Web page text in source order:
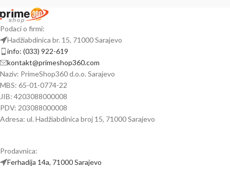
Podaci o firmi:
Hadžiabdinica br. 15, 71000 Sarajevo
info: (033) 922-619
kontakt@primeshop360.com
Naziv: PrimeShop360 d.o.o. Sarajevo
MBS: 65-01-0774-22
JIB: 4203088000008
PDV: 203088000008
Adresa: ul. Hadžiabdinica broj 15, 71000 Sarajevo
Prodavnica:
Ferhadija 14a, 71000 Sarajevo